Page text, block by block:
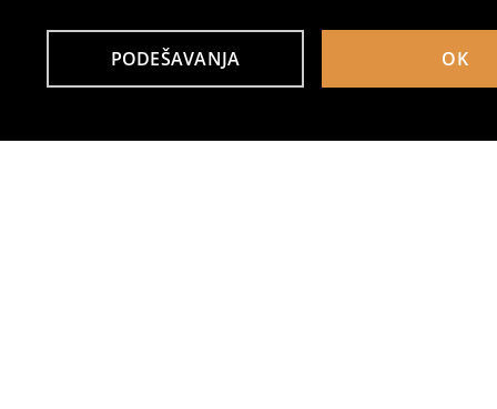
PODEŠAVANJA OK